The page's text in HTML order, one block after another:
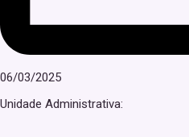
06/03/2025
Unidade Administrativa: